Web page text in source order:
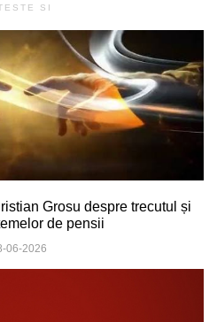
SI
Grosu despre trecutul și
de pensii
06-2026